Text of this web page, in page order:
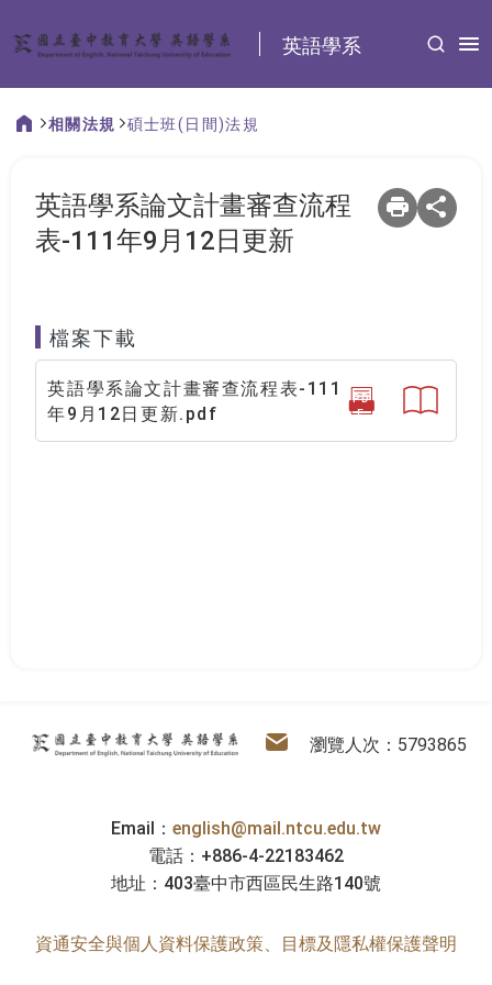
英語學系
相關法規 碩士班(日間)法規
英語學系論文計畫審查流程
表-111年9月12日更新
檔案下載
英語學系論文計畫審查流程表-111
年9月12日更新.pdf
PD
F
::: 瀏覽人次：5793865
英語學系
電子信箱
Email： english@mail.ntcu.edu.tw
電話：+886-4-22183462
地址：403臺中市西區民生路140號
資通安全與個人資料保護政策、目標及隱私權保護聲明